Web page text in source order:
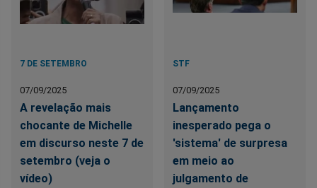
7 DE SETEMBRO
07/09/2025
A revelação mais
chocante de Michelle
em discurso neste 7 de
setembro (veja o
vídeo)
STF
07/09/2025
Lançamento
inesperado pega o
'sistema' de surpresa
em meio ao
julgamento de